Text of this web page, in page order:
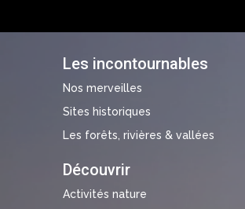
Les incontournables
Nos merveilles
Sites historiques
Les forêts, rivières & vallées
Découvrir
Activités nature